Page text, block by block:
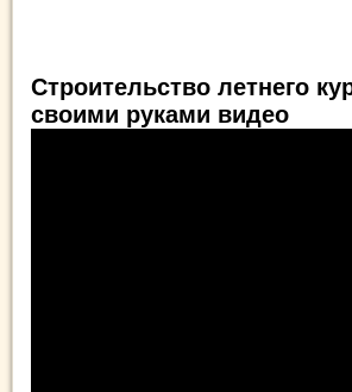
Строительство летнего
своими руками видео